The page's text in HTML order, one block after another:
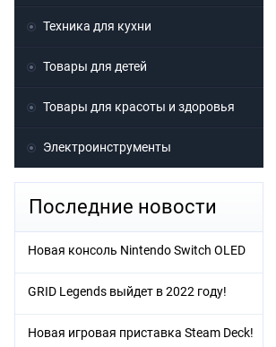
Техника для кухни
Товары для детей
Товары для красоты и здоровья
Электроинструменты
Последние новости
Новая консоль Nintendo Switch OLED
GRID Legends выйдет в 2022 году!
Новая игровая приставка Steam Deck!